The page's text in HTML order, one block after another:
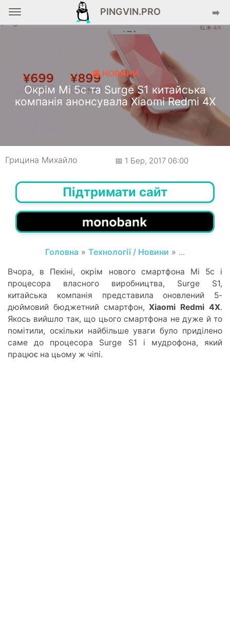
PINGVIN.PRO ➡️
📰 НОВИНИ
Окрім Mi 5c та Surge S1 китайська
компанія анонсувала Xiaomi Redmi 4X
Грицина Михайло 📅 1 Бер, 2017 06:00
Підтримати сайт
Головна » Технології / Новини » ...
Вчора, в Пекіні, окрім нового смартфона Mi 5c і
процесора власного виробництва, Surge S1,
китайська компанія представила оновлений 5-
дюймовий бюджетний смартфон,Xiaomi Redmi 4X.
Якось вийшло так, що цього смартфона не дуже й то
помітили, оскільки найбільше уваги було приділено
саме до процесора Surge S1 і мудрофона, який
працює на цьому ж чіпі.